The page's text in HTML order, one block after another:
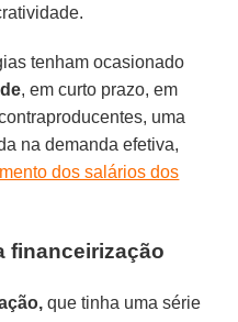
tenham ocasionado
, em curto prazo, em
uma
na demanda efetiva,
dos salários dos
financeirização
que tinha uma série